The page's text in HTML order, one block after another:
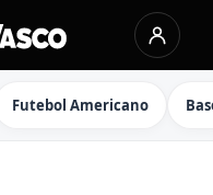
Futebol Americano